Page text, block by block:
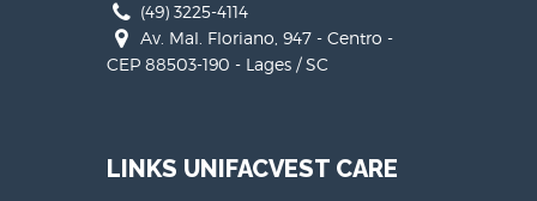
(49) 3225-4114
Av. Mal. Floriano, 947 - Centro -
CEP 88503-190 - Lages / SC
LINKS UNIFACVEST CARE